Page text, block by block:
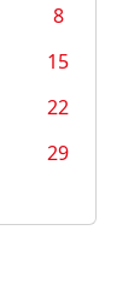
8
15
22
29